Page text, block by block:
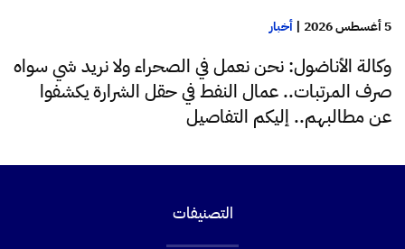
5 أغسطس 2026 | أخبار
وكالة الأناضول: نحن نعمل في الصحراء ولا نريد شي سواه
صرف المرتبات.. عمال النفط في حقل الشرارة يكشفوا
عن مطالبهم.. إليكم التفاصيل
التصنيفات